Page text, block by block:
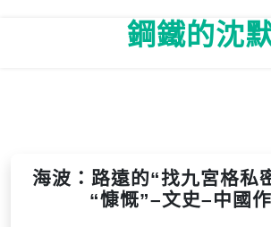
鋼鐵的沈
海波：路遠的“找九宮格私
“慷慨”–文史–中國